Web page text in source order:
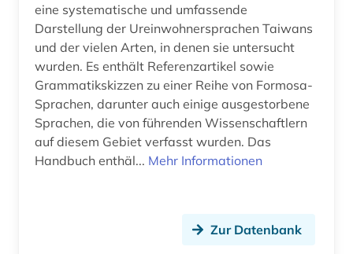
eine systematische und umfassende
Darstellung der Ureinwohnersprachen Taiwans
und der vielen Arten, in denen sie untersucht
wurden. Es enthält Referenzartikel sowie
Grammatikskizzen zu einer Reihe von Formosa-
Sprachen, darunter auch einige ausgestorbene
Sprachen, die von führenden Wissenschaftlern
auf diesem Gebiet verfasst wurden. Das
Handbuch enthäl... Mehr Informationen
Zur Datenbank